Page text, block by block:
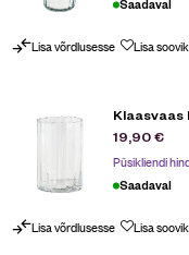
Saadaval
Lisa võrdlusesse Lisa
Klaasvaas
19,90€
Püsikliendi
Saadaval
Lisa võrdlusesse Lisa